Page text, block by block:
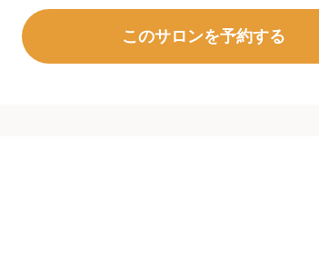
このサロンを予約する